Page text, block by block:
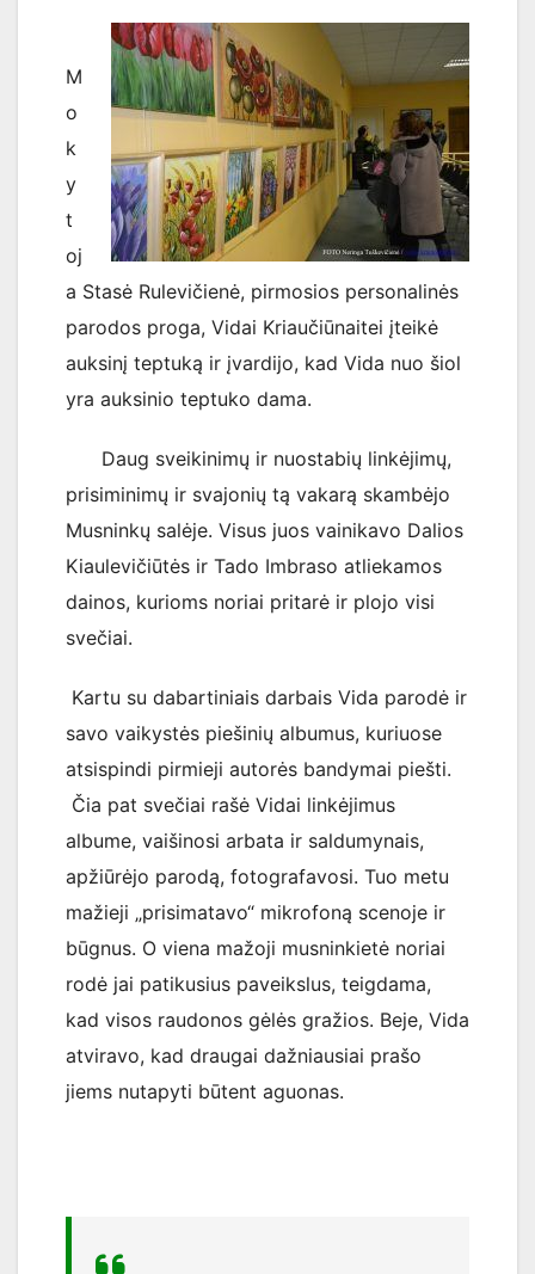
M
o
k
y
t
oj
a Stasė Rulevičienė, pirmosios personalinės
parodos proga, Vidai Kriaučiūnaitei įteikė
auksinį teptuką ir įvardijo, kad Vida nuo šiol
yra auksinio teptuko dama.
Daug sveikinimų ir nuostabių linkėjimų,
prisiminimų ir svajonių tą vakarą skambėjo
Musninkų salėje. Visus juos vainikavo Dalios
Kiaulevičiūtės ir Tado Imbraso atliekamos
dainos, kurioms noriai pritarė ir plojo visi
svečiai.
Kartu su dabartiniais darbais Vida parodė ir
savo vaikystės piešinių albumus, kuriuose
atsispindi pirmieji autorės bandymai piešti.
Čia pat svečiai rašė Vidai linkėjimus
albume, vaišinosi arbata ir saldumynais,
apžiūrėjo parodą, fotografavosi. Tuo metu
mažieji „prisimatavo“ mikrofoną scenoje ir
būgnus. O viena mažoji musninkietė noriai
rodė jai patikusius paveikslus, teigdama,
kad visos raudonos gėlės gražios. Beje, Vida
atviravo, kad draugai dažniausiai prašo
jiems nutapyti būtent aguonas.